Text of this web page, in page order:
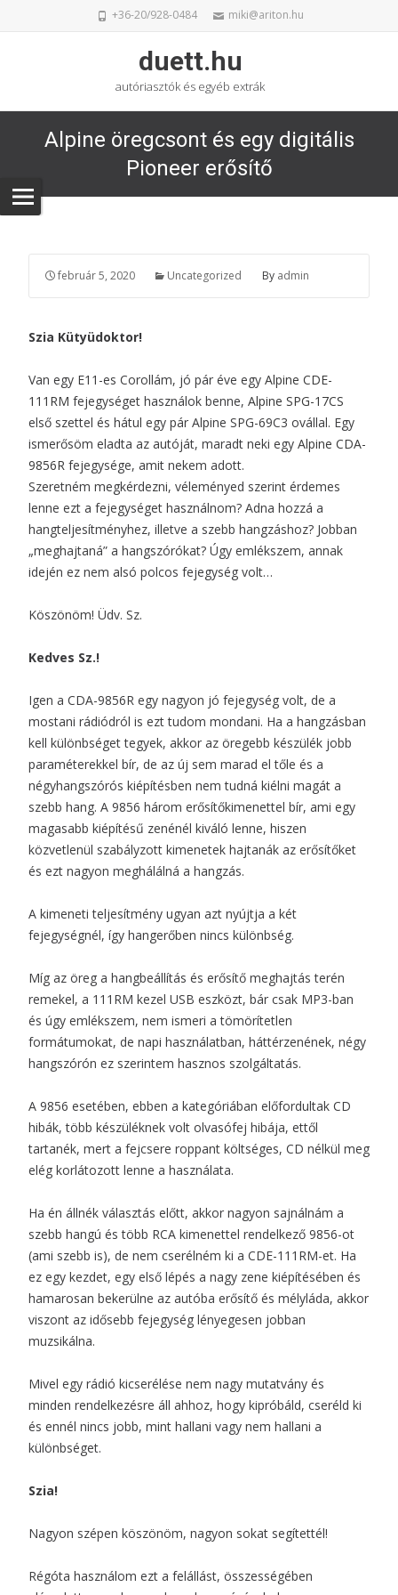
+36-20/928-0484 miki@ariton.hu
duett.hu
autóriasztók és egyéb extrák
Alpine öregcsont és egy digitális
Pioneer erősítő
február 5, 2020 Uncategorized By admin
Szia Kütyüdoktor!
Van egy E11-es Corollám, jó pár éve egy Alpine CDE-
111RM fejegységet használok benne, Alpine SPG-17CS
első szettel és hátul egy pár Alpine SPG-69C3 ovállal. Egy
ismerősöm eladta az autóját, maradt neki egy Alpine CDA-
9856R fejegysége, amit nekem adott.
Szeretném megkérdezni, véleményed szerint érdemes
lenne ezt a fejegységet használnom? Adna hozzá a
hangteljesítményhez, illetve a szebb hangzáshoz? Jobban
„meghajtaná” a hangszórókat? Úgy emlékszem, annak
idején ez nem alsó polcos fejegység volt…
Köszönöm! Üdv. Sz.
Kedves Sz.!
Igen a CDA-9856R egy nagyon jó fejegység volt, de a
mostani rádiódról is ezt tudom mondani. Ha a hangzásban
kell különbséget tegyek, akkor az öregebb készülék jobb
paraméterekkel bír, de az új sem marad el tőle és a
négyhangszórós kiépítésben nem tudná kiélni magát a
szebb hang. A 9856 három erősítőkimenettel bír, ami egy
magasabb kiépítésű zenénél kiváló lenne, hiszen
közvetlenül szabályzott kimenetek hajtanák az erősítőket
és ezt nagyon meghálálná a hangzás.
A kimeneti teljesítmény ugyan azt nyújtja a két
fejegységnél, így hangerőben nincs különbség.
Míg az öreg a hangbeállítás és erősítő meghajtás terén
remekel, a 111RM kezel USB eszközt, bár csak MP3-ban
és úgy emlékszem, nem ismeri a tömörítetlen
formátumokat, de napi használatban, háttérzenének, négy
hangszórón ez szerintem hasznos szolgáltatás.
A 9856 esetében, ebben a kategóriában előfordultak CD
hibák, több készüléknek volt olvasófej hibája, ettől
tartanék, mert a fejcsere roppant költséges, CD nélkül meg
elég korlátozott lenne a használata.
Ha én állnék választás előtt, akkor nagyon sajnálnám a
szebb hangú és több RCA kimenettel rendelkező 9856-ot
(ami szebb is), de nem cserélném ki a CDE-111RM-et. Ha
ez egy kezdet, egy első lépés a nagy zene kiépítésében és
hamarosan bekerülne az autóba erősítő és mélyláda, akkor
viszont az idősebb fejegység lényegesen jobban
muzsikálna.
Mivel egy rádió kicserélése nem nagy mutatvány és
minden rendelkezésre áll ahhoz, hogy kipróbáld, cseréld ki
és ennél nincs jobb, mint hallani vagy nem hallani a
különbséget.
Szia!
Nagyon szépen köszönöm, nagyon sokat segítettél!
Régóta használom ezt a felállást, összességében